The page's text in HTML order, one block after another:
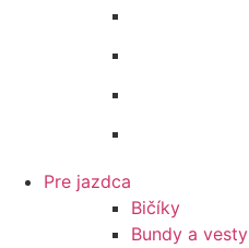
Pre jazdca
Bičíky
Bundy a vesty